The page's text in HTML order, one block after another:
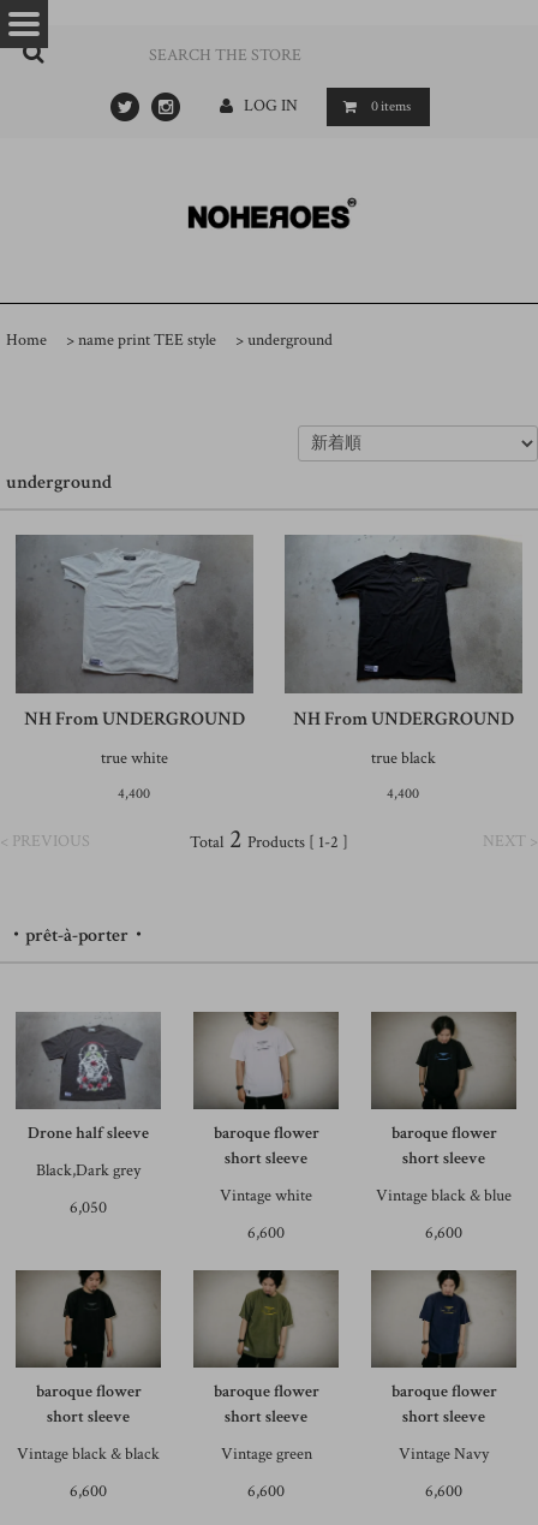
…- ->
LOG IN 0items
Home >name print TEE style >underground
underground
NH From UNDERGROUND
true white
4,400
NH From UNDERGROUND
true black
4,400
< PREVIOUS NEXT >
Total 2 Products [ 1-2 ]
・prêt-à-porter・
Drone half sleeve
Black,Dark grey
6,050
baroque flower
short sleeve
Vintage white
6,600
baroque flower
short sleeve
Vintage black & blue
6,600
baroque flower
short sleeve
Vintage black & black
6,600
baroque flower
short sleeve
Vintage green
6,600
baroque flower
short sleeve
Vintage Navy
6,600